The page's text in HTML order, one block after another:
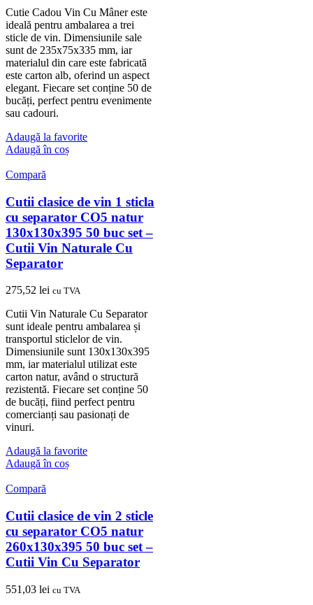
Cutie Cadou Vin Cu Mâner este
ideală pentru ambalarea a trei
sticle de vin. Dimensiunile sale
sunt de 235x75x335 mm, iar
materialul din care este fabricată
este carton alb, oferind un aspect
elegant. Fiecare set conține 50 de
bucăți, perfect pentru evenimente
sau cadouri.
Adaugă la favorite
Adaugă în coș
Compară
Cutii clasice de vin 1 sticla
cu separator CO5 natur
130x130x395 50 buc set –
Cutii Vin Naturale Cu
Separator
275,52 lei cu TVA
Cutii Vin Naturale Cu Separator
sunt ideale pentru ambalarea și
transportul sticlelor de vin.
Dimensiunile sunt 130x130x395
mm, iar materialul utilizat este
carton natur, având o structură
rezistentă. Fiecare set conține 50
de bucăți, fiind perfect pentru
comercianți sau pasionați de
vinuri.
Adaugă la favorite
Adaugă în coș
Compară
Cutii clasice de vin 2 sticle
cu separator CO5 natur
260x130x395 50 buc set –
Cutii Vin Cu Separator
551,03 lei cu TVA